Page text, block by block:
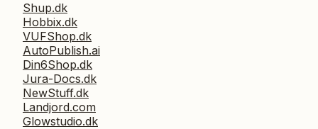
Shup.dk
Hobbix.dk
VUFShop.dk
AutoPublish.ai
Din6Shop.dk
Jura-Docs.dk
NewStuff.dk
Landjord.com
Glowstudio.dk